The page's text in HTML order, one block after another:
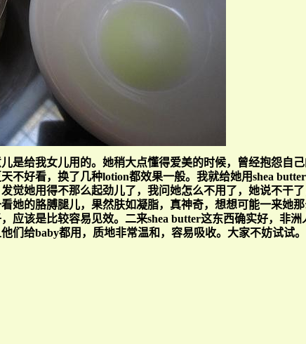
是给我女儿用的。她稍大点懂得爱美的时候，曾经抱怨自
不好看，换了几种lotion都效果一般。我就给她用shea butter
发觉她用得不那么起劲儿了， 我问她怎么不用了，她说不干
她的胳膊腿儿，果然肤如凝脂，真神奇，想想可能一来她
应该是比较容易见效。二来shea butter这东西确实好，非洲
们给baby都用， 质地非常温和，容易吸收。 大家不妨试试。